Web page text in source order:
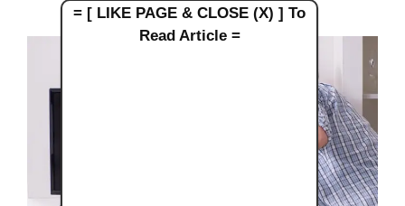
= [ LIKE PAGE & CLOSE (X) ] To
Read Article =